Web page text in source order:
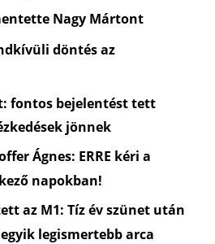
Nagy Mártont
döntés az
fontos bejelentést tett
jönnek
Ágnes: ERRE kéri a
napokban!
az M1: Tíz év szünet után
legismertebb arca